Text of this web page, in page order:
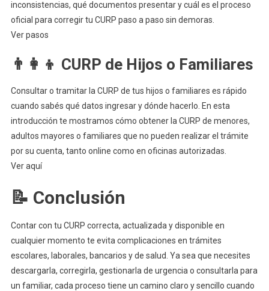
inconsistencias, qué documentos presentar y cuál es el proceso
oficial para corregir tu CURP paso a paso sin demoras.
Ver pasos
👨‍👩‍👦 CURP de Hijos o Familiares
Consultar o tramitar la CURP de tus hijos o familiares es rápido
cuando sabés qué datos ingresar y dónde hacerlo. En esta
introducción te mostramos cómo obtener la CURP de menores,
adultos mayores o familiares que no pueden realizar el trámite
por su cuenta, tanto online como en oficinas autorizadas.
Ver aquí
📝 Conclusión
Contar con tu CURP correcta, actualizada y disponible en
cualquier momento te evita complicaciones en trámites
escolares, laborales, bancarios y de salud. Ya sea que necesites
descargarla, corregirla, gestionarla de urgencia o consultarla para
un familiar, cada proceso tiene un camino claro y sencillo cuando